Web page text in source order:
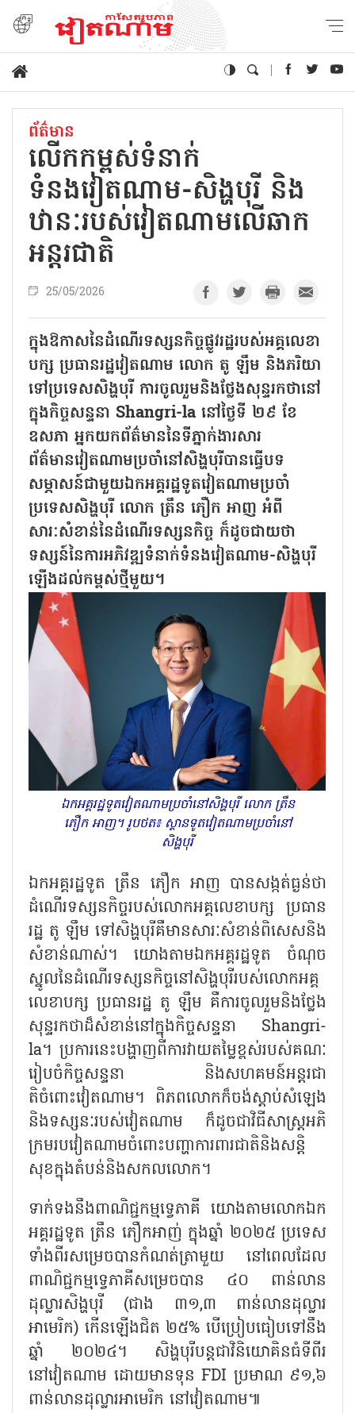
ព័ត៌មាន
លើកកម្ពស់ទំនាក់
ទំនងវៀតណាម-សិង្ហបុរី និង
ឋានៈរបស់វៀតណាមលើឆាក
អន្តរជាតិ
25/05/2026
ក្នុងឱកាសនៃដំណើរទស្សនកិច្ចផ្លូវរដ្ឋរបស់អគ្គលេខា
បក្ស ប្រធានរដ្ឋវៀតណាម លោក តូ ឡឹម និងភរិយា
ទៅប្រទេសសិង្ហបុរី ការចូលរួមនិងថ្លែងសុន្ទរកថានៅ
ក្នុងកិច្ចសន្ទនា Shangri-la នៅថ្ងៃទី ២៩ ខែ
ឧសភា អ្នកយកព័ត៌មាននៃទីភ្នាក់ងារសារ
ព័ត៌មានវៀតណាមប្រចាំនៅសិង្ហបុរីបានធ្វើបទ
សម្ភាសន៍ជាមួយឯកអគ្គរដ្ឋទូតវៀតណាមប្រចាំ
ប្រទេសសិង្ហបុរី លោក ត្រឹន ភឿក អាញ អំពី
សារៈសំខាន់នៃដំណើរទស្សនកិច្ច ក៏ដូចជាយថា
ទស្សន៍នៃការអភិវឌ្ឍទំនាក់ទំនងវៀតណាម-សិង្ហបុរី
ឡើងដល់កម្ពស់ថ្មីមួយ។
ឯកអគ្គរដ្ឋទូតវៀតណាមប្រចាំនៅសិង្ហបុរី លោក ត្រឹន
ភឿក អាញ។ រូបថត៖ ស្ថានទូតវៀតណាមប្រចាំនៅ
សិង្ហបុរី
ឯកអគ្គរដ្ឋទូត ត្រឹន ភឿក អាញ បានសង្កត់ធ្ងន់ថា
ដំណើរទស្សនកិច្ចរបស់លោក​អគ្គលេខា​បក្ស ប្រធាន
រដ្ឋ តូ ឡឹម ទៅសិង្ហបុ​រី​ គឺមានសារៈសំខាន់ពិសេសនិង
សំខាន់​ណាស់។ យោងតាមឯកអគ្គរដ្ឋទូត ចំណុច
ស្នូល​នៃដំណើរទស្សនកិច្ចនៅ​សិង្ហបុរីរបស់លោក​អគ្គ
លេខា​បក្ស ប្រធានរដ្ឋ តូ ឡឹម គឺការចូលរួមនិងថ្លែង​
សុន្ទរកថា​ដ៏​សំខាន់នៅក្នុងកិច្ចសន្ទនា Shangri-
la។ ប្រការ​នេះបង្ហាញពីការ​​វាយតម្លៃ​ខ្ពស់របស់គណៈ
រៀបចំកិច្ចសន្ទនា និងសហគមន៍អន្តរជា
តិចំពោះវៀតណាម។ ពិភពលោកក៏ចង់ស្តាប់សំឡេង
និងទស្សនៈរបស់វៀតណាម ក៏ដូចជាវិធីសាស្រ្ត​អភិ
ក្រម​របវៀតណាម​ចំពោះ​បញ្ហាការពារជាតិនិងសន្តិ
សុខក្នុងតំបន់និងសកលលោក។
ទាក់ទងនឹងពាណិជ្ជកម្មទ្វេភាគី យោងតាមលោកឯក
អគ្គរដ្ឋទូត ត្រឹន ភឿក​អាញ់ ក្នុងឆ្នាំ ២០២៥ ប្រទេស
ទាំងពីរសម្រេចបានកំណត់ត្រាមួយ នៅពេល​ដែល
ពាណិជ្ជកម្មទ្វេភាគី​សម្រេចបាន ៤០ ពាន់លាន
ដុល្លារសិង្ហបុរី (ជាង ៣១,៣ ពាន់លានដុល្លារ
អាមេរិក) កើនឡើងជិត ២៥% បើប្រៀបធៀបទៅនឹង
ឆ្នាំ ២០២៤។ សិង្ហបុរី​បន្តជាវិនិយោគិន​ធំ​ទីពីរ
នៅវៀតណាម ដោយមានទុន​ FDI ប្រមាណ ៩១,៦
ពាន់លានដុល្លារអាមេរិក នៅវៀតណាម៕​